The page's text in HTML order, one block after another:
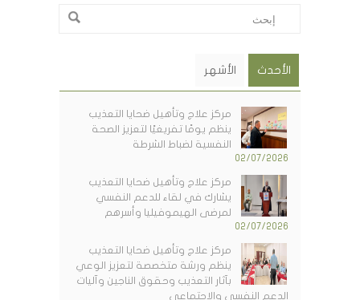
الأحدث الأشهر
مركز علاج وتأهيل ضحايا التعذيب
ينظم يومًا تفريغيًا لتعزيز الصحة
النفسية لضباط الشرطة
02/07/2026
مركز علاج وتأهيل ضحايا التعذيب
يشارك في لقاء للدعم النفسي
لمرضى الهيموفيليا وأسرهم
02/07/2026
مركز علاج وتأهيل ضحايا التعذيب
ينظم ورشة متخصصة لتعزيز الوعي
بآثار التعذيب وحقوق الناجين وآليات
الدعم النفسي والاجتماعي